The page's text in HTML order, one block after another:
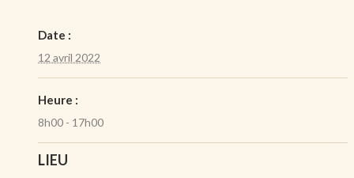
Date :
12 avril 2022
Heure :
8h00 - 17h00
LIEU